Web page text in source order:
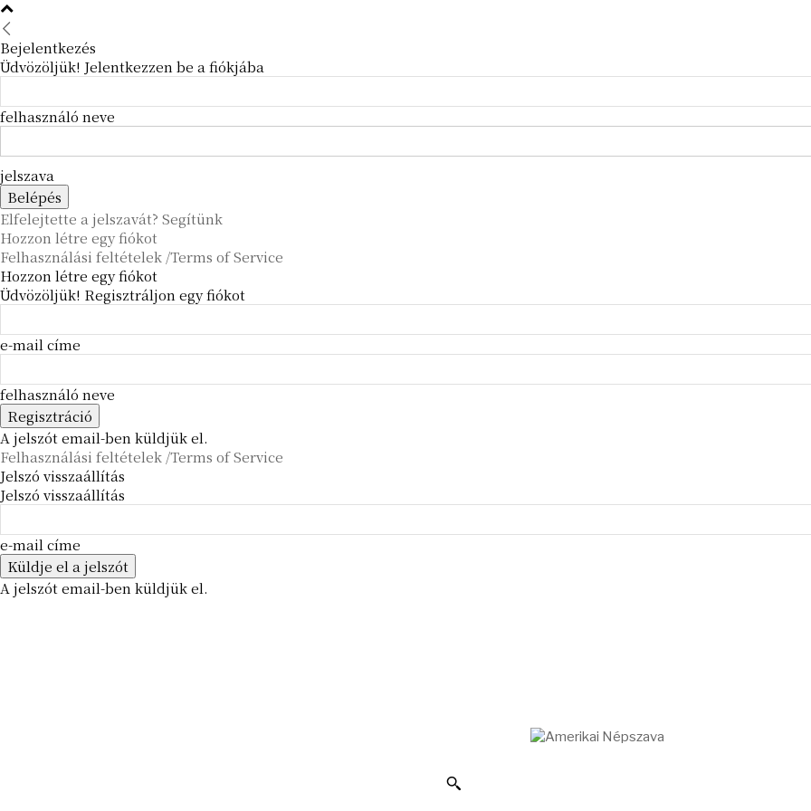
Bejelentkezés
Üdvözöljük! Jelentkezzen be a fiókjába
felhasználó neve
jelszava
Elfelejtette a jelszavát? Segítünk
Hozzon létre egy fiókot
Felhasználási feltételek /Terms of Service
Hozzon létre egy fiókot
Üdvözöljük! Regisztráljon egy fiókot
e-mail címe
felhasználó neve
A jelszót email-ben küldjük el.
Felhasználási feltételek /Terms of Service
Jelszó visszaállítás
Jelszó visszaállítás
e-mail címe
A jelszót email-ben küldjük el.